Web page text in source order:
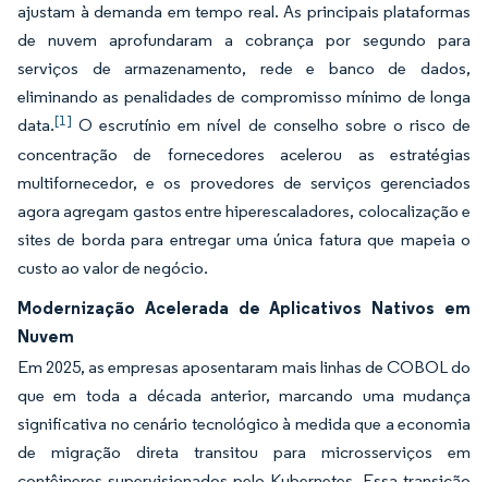
ajustam à demanda em tempo real. As principais plataformas
de nuvem aprofundaram a cobrança por segundo para
serviços de armazenamento, rede e banco de dados,
eliminando as penalidades de compromisso mínimo de longa
data.[1] O escrutínio em nível de conselho sobre o risco de
concentração de fornecedores acelerou as estratégias
multifornecedor, e os provedores de serviços gerenciados
agora agregam gastos entre hiperescaladores, colocalização e
sites de borda para entregar uma única fatura que mapeia o
custo ao valor de negócio.
Modernização Acelerada de Aplicativos Nativos em
Nuvem
Em 2025, as empresas aposentaram mais linhas de COBOL do
que em toda a década anterior, marcando uma mudança
significativa no cenário tecnológico à medida que a economia
de migração direta transitou para microsserviços em